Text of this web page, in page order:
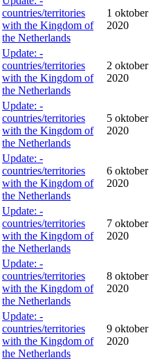
countries/territories
with the Kingdom of
the Netherlands
1 oktober
2020
Update: -
countries/territories
with the Kingdom of
the Netherlands
2 oktober
2020
Update: -
countries/territories
with the Kingdom of
the Netherlands
5 oktober
2020
Update: -
countries/territories
with the Kingdom of
the Netherlands
6 oktober
2020
Update: -
countries/territories
with the Kingdom of
the Netherlands
7 oktober
2020
Update: -
countries/territories
with the Kingdom of
the Netherlands
8 oktober
2020
Update: -
countries/territories
with the Kingdom of
the Netherlands
9 oktober
2020